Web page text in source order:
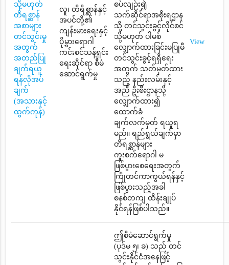
သို့မဟုတ်
တိရစ္ဆာန်
အစာများ
တင်သွင်းမှု
အတွက်
အတည်ပြု
ချက်ရယူ
ရန်လိုအပ်
ချက်
(အသားနှင့်
ထွက်ကုန်)
လူ၊ တိရိစ္ဆာန်နှင့်
အပင်တို့၏
ကျန်းမားရေးနှင့်
ပိုမွှားရောဂါ
ကင်းစင်သန့်ရှင်း
ရေးဆိုင်ရာ စီမံ
ဆောင်ရွက်မှု
စပ်လျဉ်း၍
သက်ဆိုင်ရာအစိုးရဌာန
သို့ တင်သွင်းခွင့်လိုင်စင်
သို့မဟုတ် ပါမစ်
လျှောက်ထားခြင်းမပြုမီ
တင်သွင်းခွင့်ရရှိရေး
အတွက် သတ်မှတ်ထား
သည့် နည်းလမ်းနှင့်
အညီ ဦးစီးဌာနသို့
လျှောက်ထား၍
ထောက်ခံ
ချက်လက်မှတ် ရယူရ
မည်။ ရည်ရွယ်ချက်မှာ
တိရစ္ဆာန်များ
ကူးစက်ရောဂါ မ
ဖြစ်ပွားစေရေးအတွက်
ကြိုတင်ကာကွယ်ရန်နှင့်
ဖြစ်ပွားသည့်အခါ
စနစ်တကျ ထိန်းချုပ်
နိုင်ရန်ဖြစ်ပါသည်။
View
ဤစီမံဆောင်ရွက်မှု
(ပုဒ်မ ၅၊ ခ) သည် တင်
သွင်းနိုင်ငံအနေဖြင့်